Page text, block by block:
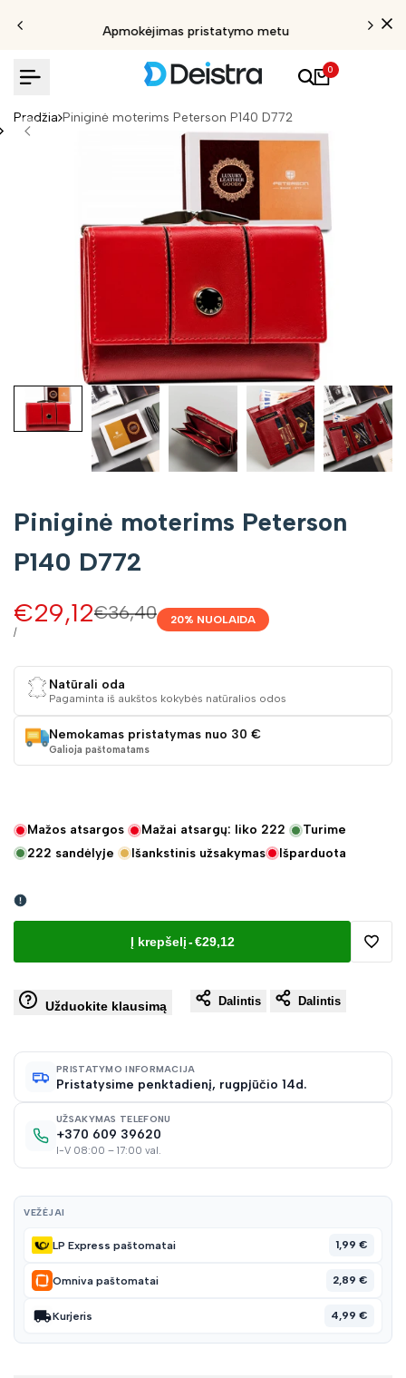
Apmokėjimas pristatymo metu
0
Pradžia Piniginė moterims Peterson P140 D772
Piniginė moterims Peterson
P140 D772
Įprasta
€36,40
Pardavimo
kaina
€29,12
VIENETO
/
20% NUOLAIDA
Natūrali oda
Pagaminta iš aukštos kokybės natūralios odos
Nemokamas pristatymas nuo 30 €
Galioja paštomatams
Mažos atsargos Mažai atsargų: liko 222
Turime
222 sandėlyje Išankstinis užsakymas Išparduota
Į krepšelį-€29,12
Užduokite klausimą Dalintis Dalintis
PRISTATYMO INFORMACIJA
Pristatysime penktadienį, rugpjūčio 14d.
UŽSAKYMAS TELEFONU
+370 609 39620
I-V 08:00 – 17:00 val.
VEŽĖJAI
LP Express paštomatai 1,99 €
Omniva paštomatai 2,89 €
Kurjeris 4,99 €